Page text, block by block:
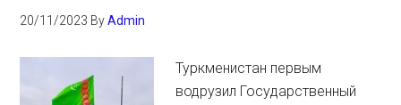
20/11/2023 ByAdmin
Туркменистан первым
водрузил Государственный